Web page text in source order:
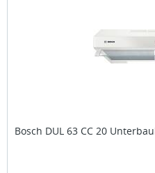
Bosch DUL 63 CC 20